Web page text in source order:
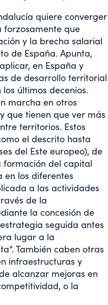
quiere converger
forzosamente que
y la brecha salarial
de España. Apunta,
en España y
de desarrollo territorial
últimos decenios.
marcha en otros
que tienen que ver más
territorios. Estos
el descrito hasta
del Este europeo), de
del capital
en los diferentes
a las actividades
de la
la concesión de
seguida antes
lugar a la
También caben otras
infraestructuras y
alcanzar mejoras en
o la